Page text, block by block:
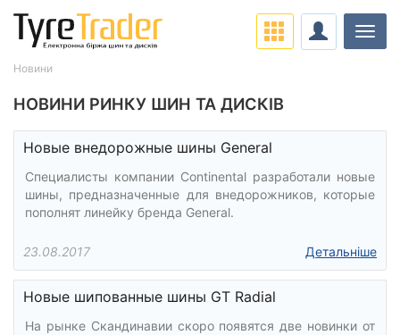
НОВИНИ РИНКУ ШИН ТА ДИСКІВ
Новые внедорожные шины General
Специалисты компании Continental разработали новые
шины, предназначенные для внедорожников, которые
пополнят линейку бренда General.
23.08.2017 Детальніше
Новые шипованные шины GT Radial
На рынке Скандинавии скоро появятся две новинки от
Новини